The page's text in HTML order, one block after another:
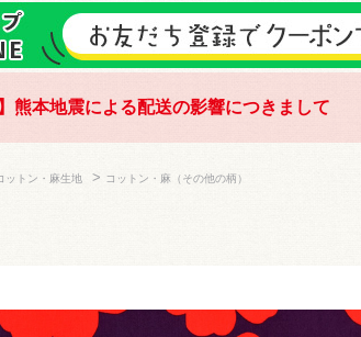
熊本地震による配送の影響につきまして
ットン・麻生地 > コットン・麻（その他の柄）